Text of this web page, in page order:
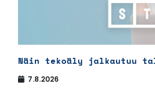
Näin tekoäly jalkautuu
7.8.2026